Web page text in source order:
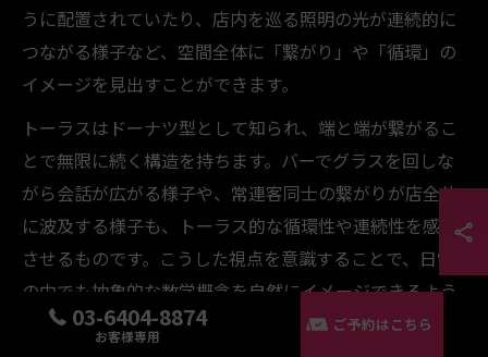
うに配置されていたり、店内を巡る照明の光が連続的に
つながる様子など、空間全体に「繋がり」や「循環」の
イメージを見出すことができます。
トーラスはドーナツ型として知られ、端と端が繋がるこ
とで無限に続く構造を持ちます。バーでグラスを回しな
がら会話が広がる様子や、常連客同士の繋がりが店全体
に波及する様子も、トーラス的な循環性や連続性を感じ
させるものです。こうした視点を意識することで、日常
の中でも抽象的な数学概念を自然にイメージできるよう
になります。
03-6404-8874
お客様専用
ご予約はこちら